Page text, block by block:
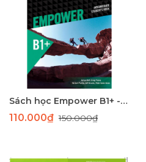
Sách học Empower B1+ - Giáo trình học tiếng Anh giao tiếp trình độ B1+
110.000₫150.000₫